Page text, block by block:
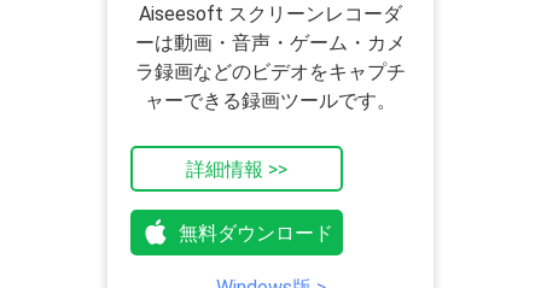
Aiseesoft スクリーンレコーダ
ーは動画・音声・ゲーム・カメ
ラ録画などのビデオをキャプチ
ャーできる録画ツールです。
詳細情報 >>
無料ダウンロード